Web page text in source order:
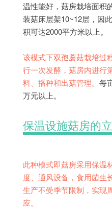
温性能好，菇房栽培面积
装菇床层架10~12层，因
积可达2000平方米以上。
该模式下双孢蘑菇栽培过
行一次发酵，菇房内进行
料、播种和出菇管理。 每
万元以上。
保温设施菇房的
此种模式即菇房采用保温
度、通风设备，食用菌生
生产不受季节限制，实现
应。